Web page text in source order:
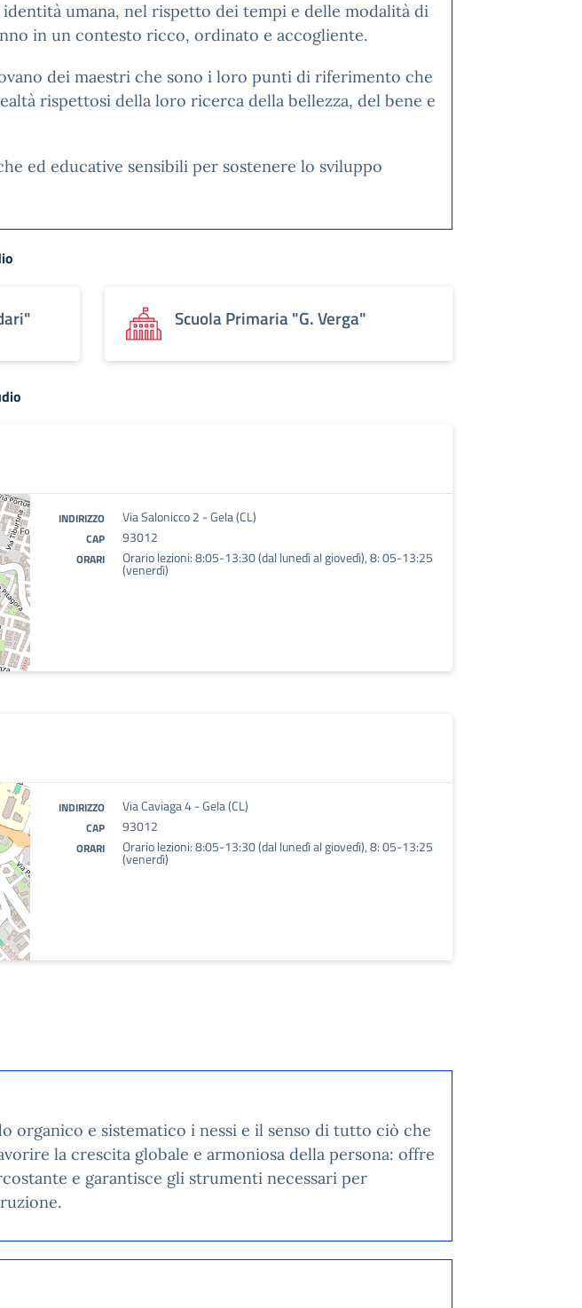
umana, nel rispetto dei tempi e delle modalità di
in un contesto ricco, ordinato e accogliente.
dei maestri che sono i loro punti di riferimento che
rispettosi della loro ricerca della bellezza, del bene e
ed educative sensibili per sostenere lo sviluppo
Scuola Primaria "G. Verga"
INDIRIZZO Via Salonicco 2 - Gela (CL)
CAP 93012
ORARI Orario lezioni: 8:05-13:30 (dal lunedì al giovedì), 8: 05-13:25
(venerdì)
INDIRIZZO Via Caviaga 4 - Gela (CL)
CAP 93012
ORARI Orario lezioni: 8:05-13:30 (dal lunedì al giovedì), 8: 05-13:25
(venerdì)
organico e sistematico i nessi e il senso di tutto ciò che
la crescita globale e armoniosa della persona: offre
e garantisce gli strumenti necessari per